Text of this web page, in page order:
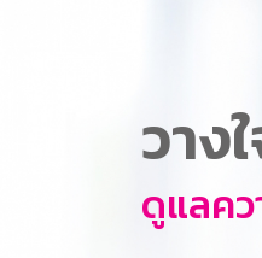
วาง
ดูแลค